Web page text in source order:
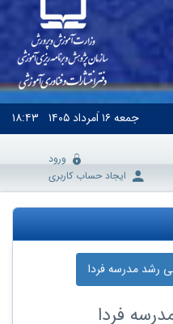
جمعه۱۶ اَمرداد ۱۴۰۵ ۱۸:۴۳
ورود
ایجاد حساب کاربری
رشد مدرسه‌ فردا
فردا